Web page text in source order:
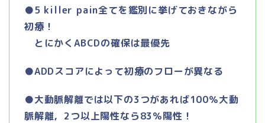
●5 killer pain全てを鑑別に挙げておきながら
初療！
とにかくABCDの確保は最優先
●ADDスコアによって初療のフローが異なる
●大動脈解離では以下の3つがあれば100％大動
脈解離，2つ以上陽性なら83％陽性！